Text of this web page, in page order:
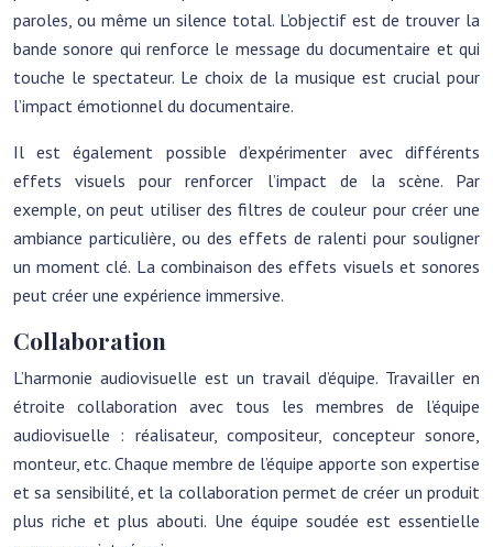
paroles, ou même un silence total. L’objectif est de trouver la
bande sonore qui renforce le message du documentaire et qui
touche le spectateur. Le choix de la musique est crucial pour
l’impact émotionnel du documentaire.
Il est également possible d’expérimenter avec différents
effets visuels pour renforcer l’impact de la scène. Par
exemple, on peut utiliser des filtres de couleur pour créer une
ambiance particulière, ou des effets de ralenti pour souligner
un moment clé. La combinaison des effets visuels et sonores
peut créer une expérience immersive.
Collaboration
L’harmonie audiovisuelle est un travail d’équipe. Travailler en
étroite collaboration avec tous les membres de l’équipe
audiovisuelle : réalisateur, compositeur, concepteur sonore,
monteur, etc. Chaque membre de l’équipe apporte son expertise
et sa sensibilité, et la collaboration permet de créer un produit
plus riche et plus abouti. Une équipe soudée est essentielle